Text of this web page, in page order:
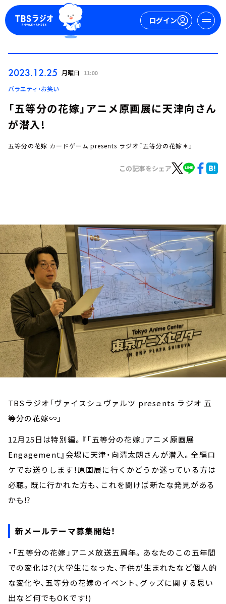
ログイン
ログイン
お知らせ
イベント・グッズ
YouTube
会社情報
2023.12.25 月曜日 11:00
バラエティ・お笑い
「五等分の花嫁」アニメ原画展に天津向さん
が潜入!
五等分の花嫁 カードゲーム presents ラジオ『五等分の花嫁＊』
この記事をシェア
TBSラジオ「ヴァイスシュヴァルツ presents ラジオ 五
等分の花嫁∽」
12月25日は特別編。『「五等分の花嫁」アニメ原画展
Engagement』会場に天津・向清太朗さんが潜入。全編ロ
ケでお送りします！原画展に行くかどうか迷っている方は
必聴。既に行かれた方も、これを聞けば新たな発見がある
かも⁉
新メールテーマ募集開始！
・「五等分の花嫁」アニメ放送五周年。あなたのこの五年間
での変化は?(大学生になった、子供が生まれたなど個人的
な変化や、五等分の花嫁のイベント、グッズに関する思い
出など何でもOKです!)